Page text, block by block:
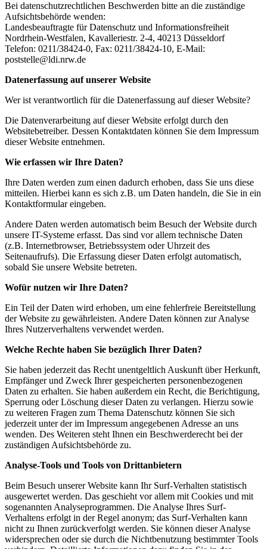
Bei datenschutzrechtlichen Beschwerden bitte an die zuständige
Aufsichtsbehörde wenden:
Landesbeauftragte für Datenschutz und Informationsfreiheit
Nordrhein-Westfalen, Kavalleriestr. 2-4, 40213 Düsseldorf
Telefon: 0211/38424-0, Fax: 0211/38424-10, E-Mail:
poststelle@ldi.nrw.de
Datenerfassung auf unserer Website
Wer ist verantwortlich für die Datenerfassung auf dieser Website?
Die Datenverarbeitung auf dieser Website erfolgt durch den
Websitebetreiber. Dessen Kontaktdaten können Sie dem Impressum
dieser Website entnehmen.
Wie erfassen wir Ihre Daten?
Ihre Daten werden zum einen dadurch erhoben, dass Sie uns diese
mitteilen. Hierbei kann es sich z.B. um Daten handeln, die Sie in ein
Kontaktformular eingeben.
Andere Daten werden automatisch beim Besuch der Website durch
unsere IT-Systeme erfasst. Das sind vor allem technische Daten
(z.B. Internetbrowser, Betriebssystem oder Uhrzeit des
Seitenaufrufs). Die Erfassung dieser Daten erfolgt automatisch,
sobald Sie unsere Website betreten.
Wofür nutzen wir Ihre Daten?
Ein Teil der Daten wird erhoben, um eine fehlerfreie Bereitstellung
der Website zu gewährleisten. Andere Daten können zur Analyse
Ihres Nutzerverhaltens verwendet werden.
Welche Rechte haben Sie bezüglich Ihrer Daten?
Sie haben jederzeit das Recht unentgeltlich Auskunft über Herkunft,
Empfänger und Zweck Ihrer gespeicherten personenbezogenen
Daten zu erhalten. Sie haben außerdem ein Recht, die Berichtigung,
Sperrung oder Löschung dieser Daten zu verlangen. Hierzu sowie
zu weiteren Fragen zum Thema Datenschutz können Sie sich
jederzeit unter der im Impressum angegebenen Adresse an uns
wenden. Des Weiteren steht Ihnen ein Beschwerderecht bei der
zuständigen Aufsichtsbehörde zu.
Analyse-Tools und Tools von Drittanbietern
Beim Besuch unserer Website kann Ihr Surf-Verhalten statistisch
ausgewertet werden. Das geschieht vor allem mit Cookies und mit
sogenannten Analyseprogrammen. Die Analyse Ihres Surf-
Verhaltens erfolgt in der Regel anonym; das Surf-Verhalten kann
nicht zu Ihnen zurückverfolgt werden. Sie können dieser Analyse
widersprechen oder sie durch die Nichtbenutzung bestimmter Tools